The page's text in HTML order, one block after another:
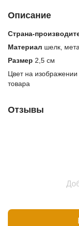
Описание
Страна-
Материал шелк,
Размер 2,5 см
Цвет на изображении
товара
Отзывы